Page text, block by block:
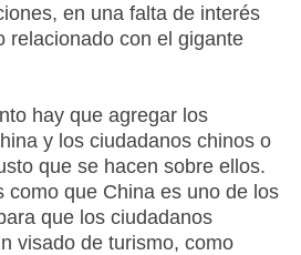
en una falta de interés
relacionado con el gigante
hay que agregar los
y los ciudadanos chinos o
que se hacen sobre ellos.
como que China es uno de los
que los ciudadanos
visado de turismo, como